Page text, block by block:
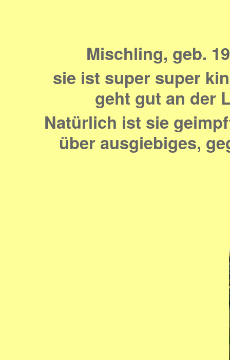
Mischling, geb.
sie ist super super
geht gut an der
Natürlich ist sie
über ausgiebiges,